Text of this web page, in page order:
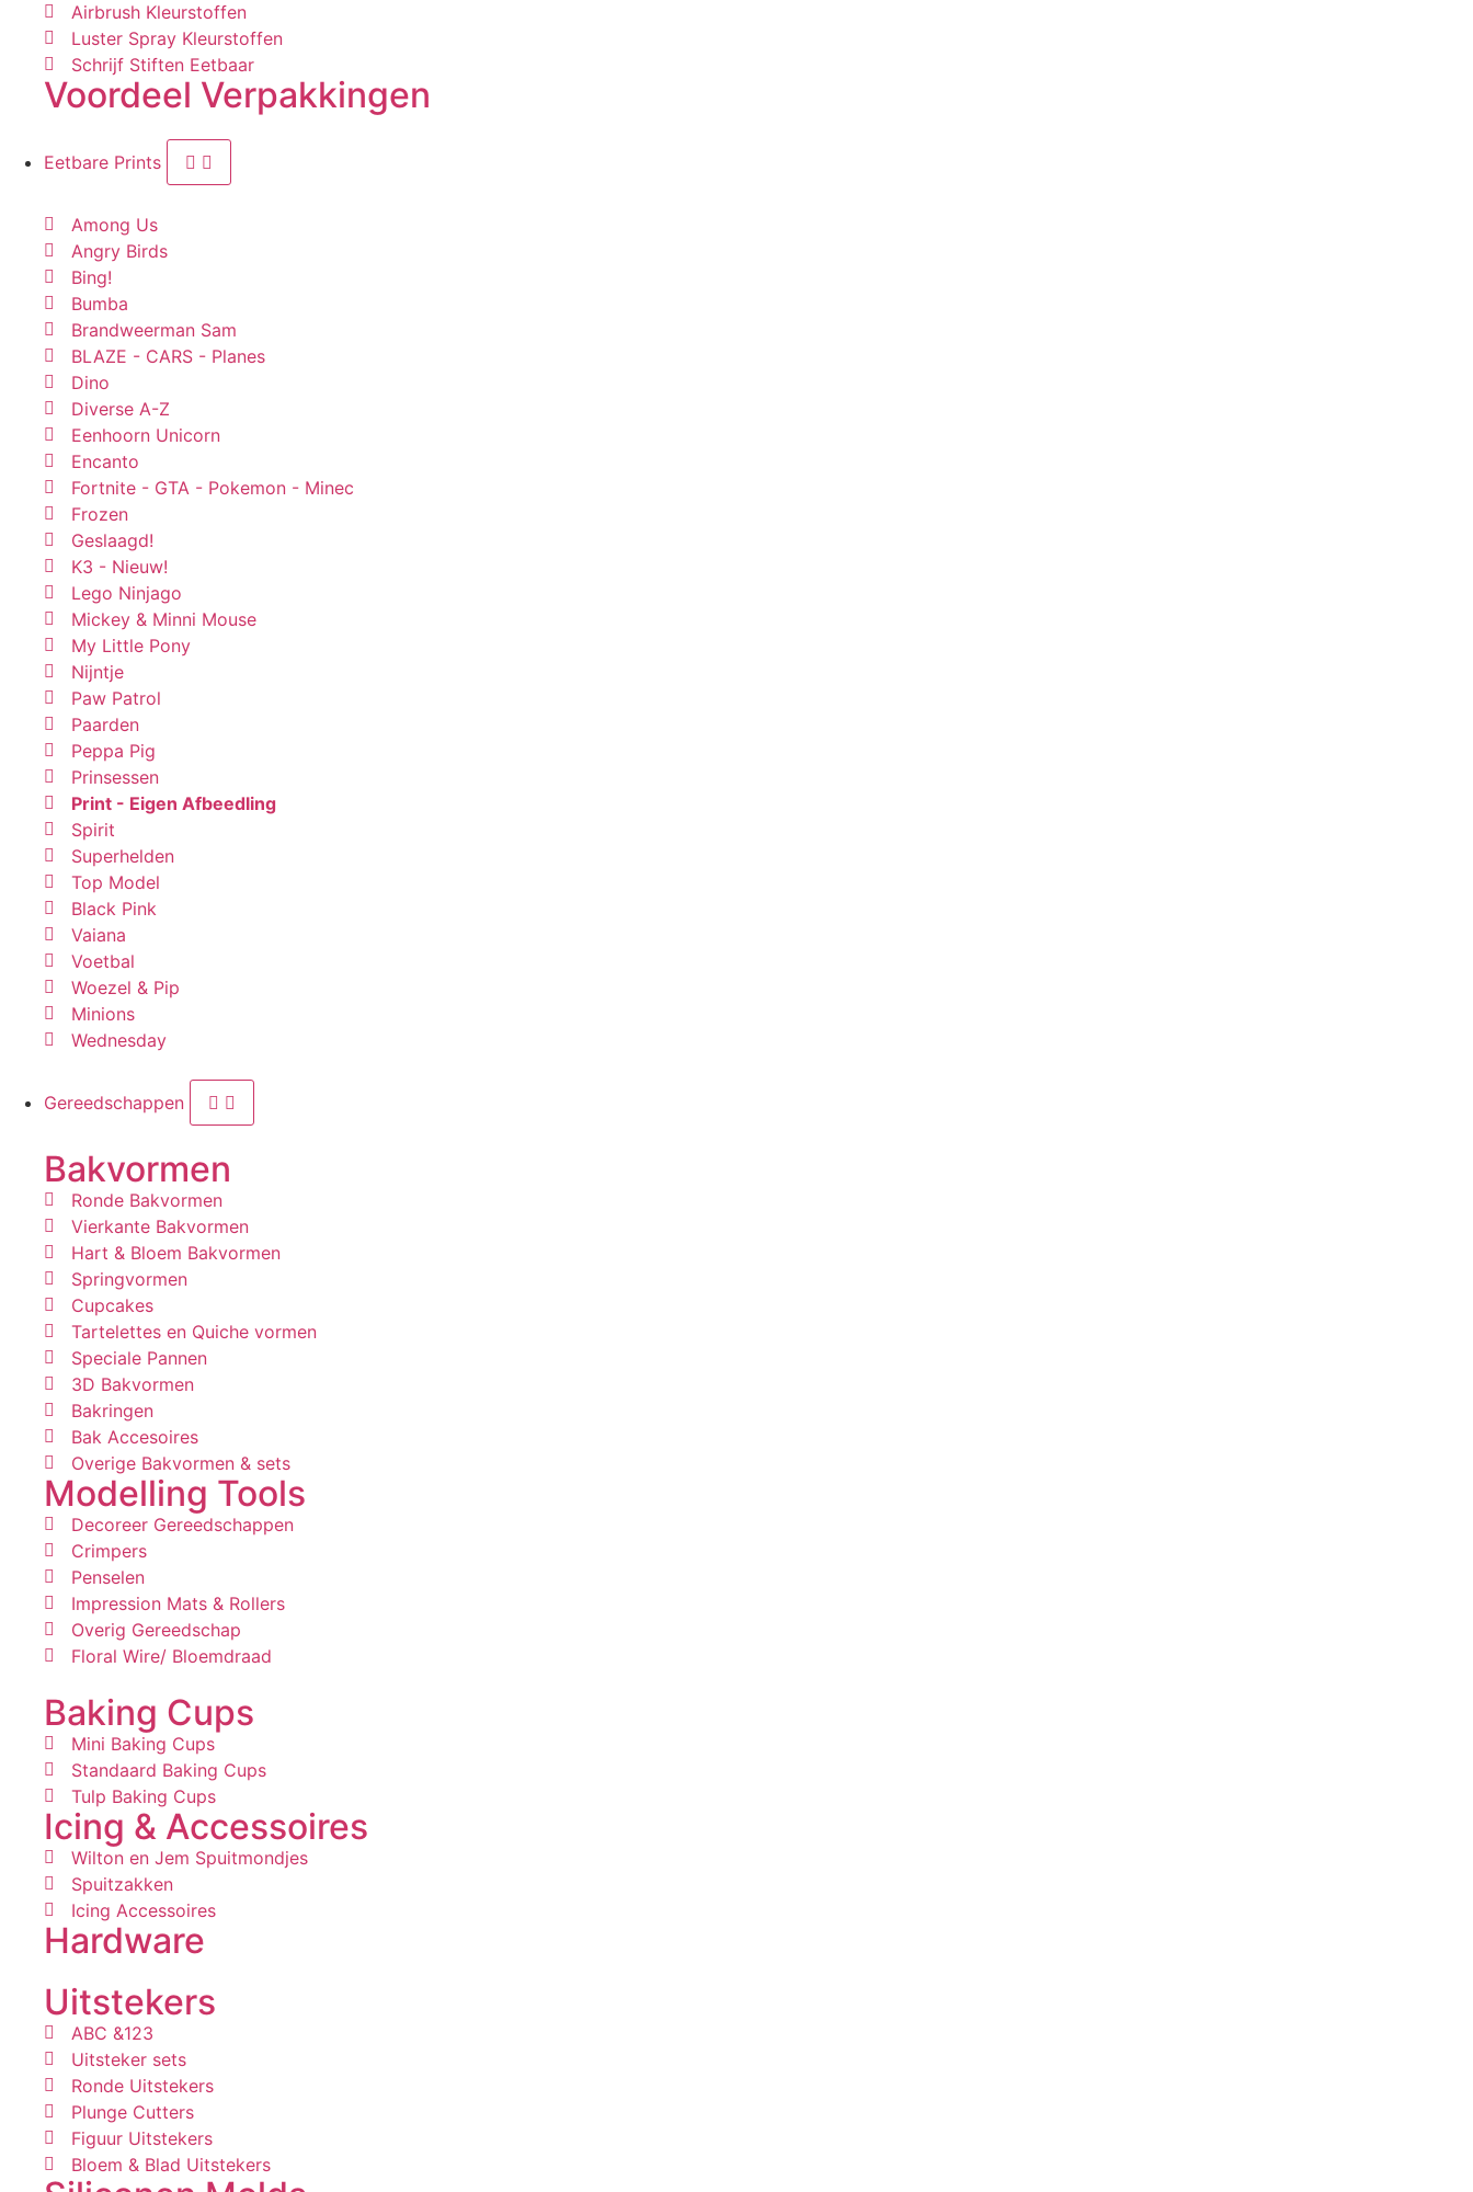
Airbrush Kleurstoffen
Luster Spray Kleurstoffen
Schrijf Stiften Eetbaar
Voordeel Verpakkingen
Eetbare Prints
Among Us
Angry Birds
Bing!
Bumba
Brandweerman Sam
BLAZE - CARS - Planes
Dino
Diverse A-Z
Eenhoorn Unicorn
Encanto
Fortnite - GTA - Pokemon - Minec
Frozen
Geslaagd!
K3 - Nieuw!
Lego Ninjago
Mickey & Minni Mouse
My Little Pony
Nijntje
Paw Patrol
Paarden
Peppa Pig
Prinsessen
Print - Eigen Afbeedling
Spirit
Superhelden
Top Model
Black Pink
Vaiana
Voetbal
Woezel & Pip
Minions
Wednesday
Gereedschappen
Bakvormen
Ronde Bakvormen
Vierkante Bakvormen
Hart & Bloem Bakvormen
Springvormen
Cupcakes
Tartelettes en Quiche vormen
Speciale Pannen
3D Bakvormen
Bakringen
Bak Accesoires
Overige Bakvormen & sets
Modelling Tools
Decoreer Gereedschappen
Crimpers
Penselen
Impression Mats & Rollers
Overig Gereedschap
Floral Wire/ Bloemdraad
Baking Cups
Mini Baking Cups
Standaard Baking Cups
Tulp Baking Cups
Icing & Accessoires
Wilton en Jem Spuitmondjes
Spuitzakken
Icing Accessoires
Hardware
Uitstekers
ABC &123
Uitsteker sets
Ronde Uitstekers
Plunge Cutters
Figuur Uitstekers
Bloem & Blad Uitstekers